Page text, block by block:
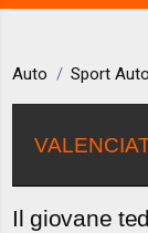
Auto Sport Auto
Il giovane